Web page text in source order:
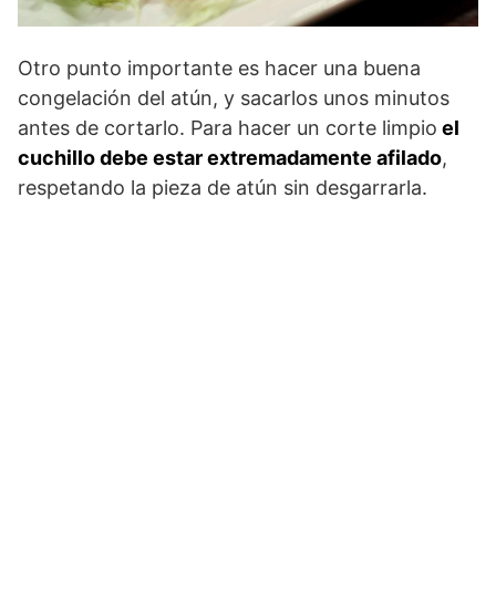
Otro punto importante es hacer una buena
congelación del atún, y sacarlos unos minutos
antes de cortarlo. Para hacer un corte limpio el
cuchillo debe estar extremadamente afilado,
respetando la pieza de atún sin desgarrarla.